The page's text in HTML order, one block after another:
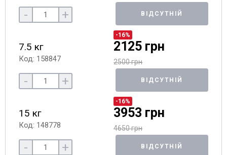
- + ВІДСУТНІЙ
7.5 кг
Код: 158847
-16%
2125 грн
2500 грн
- + ВІДСУТНІЙ
15 кг
Код: 148778
-16%
3953 грн
4650 грн
- + ВІДСУТНІЙ